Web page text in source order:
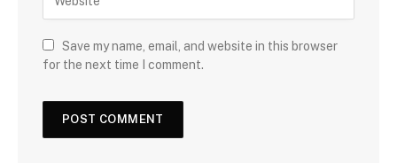
Save my name, email, and website in this browser
for the next time I comment.